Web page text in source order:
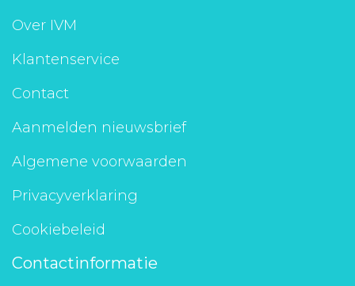
Aanmelden nieuwsbrief
Toegang leeromgeving
Over IVM
Klantenservice
Contact
Aanmelden nieuwsbrief
Algemene voorwaarden
Privacyverklaring
Cookiebeleid
Contactinformatie